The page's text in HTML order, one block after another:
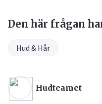
Den här frågan
Hud & Hår
Hudteamet